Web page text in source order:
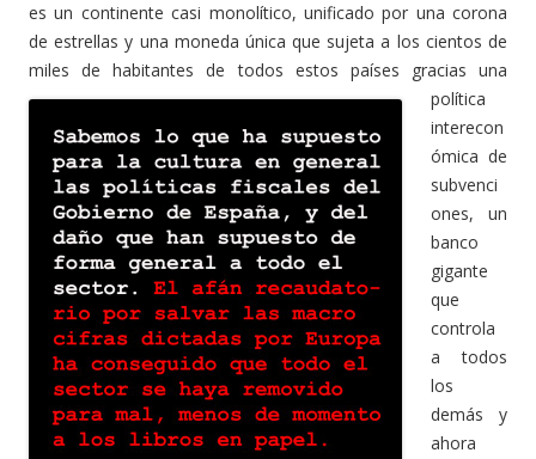
es un continente casi monolítico, unificado por una corona
de estrellas y una moneda única que sujeta a los cientos de
miles de habitantes de todos estos países gracias una
política
interecon
ómica de
subvenci
ones, un
banco
gigante
que
controla
a todos
los
demás y
ahora